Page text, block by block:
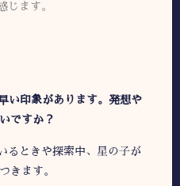
じます。
い印象があります。発想や
ですか？
るときや探索中、星の子が
きます。